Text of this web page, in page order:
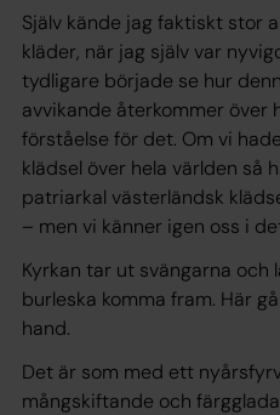
Själv kände jag faktiskt stor
kläder, när jag själv var
tydligare började se hur
avvikande återkommer över
förståelse för det. Om vi
klädsel över hela världen så
patriarkal västerländsk
– men vi känner igen oss i
Kyrkan tar ut svängarna
burleska komma fram. Här
hand.
Det är som med ett
mångskiftande och